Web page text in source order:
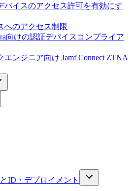
バイスのアクセス許可を有効にす
へのアクセス制限
向けの認証デバイスコンプライア
エンジニア向け Jamf Connect ZTNA
ID・デプロイメント